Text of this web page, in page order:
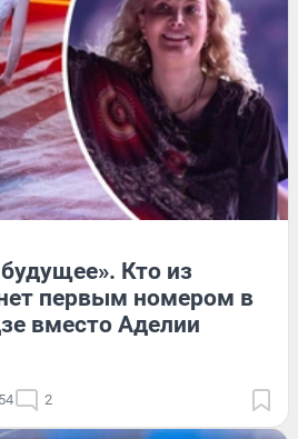
Кто из
первым номером в
вместо Аделии
2